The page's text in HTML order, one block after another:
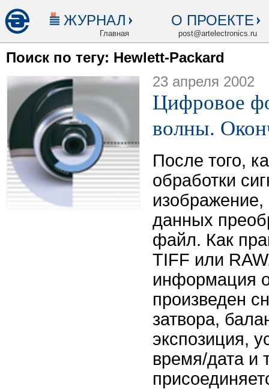
ЖУРНАЛ
Главная
О ПРОЕКТЕ
post@artelectronics.ru
Поиск по тегу: Hewlett-Packard
23 апреля 2002
Цифровое
волны.
После того,
обработки
изображение,
данных
файл. Как
TIFF или
информация
произведен
затвора,
экспозиция,
время/дата и